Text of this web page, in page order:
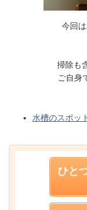
今回
掃除も
ご自身
水槽のスポッ
ひと